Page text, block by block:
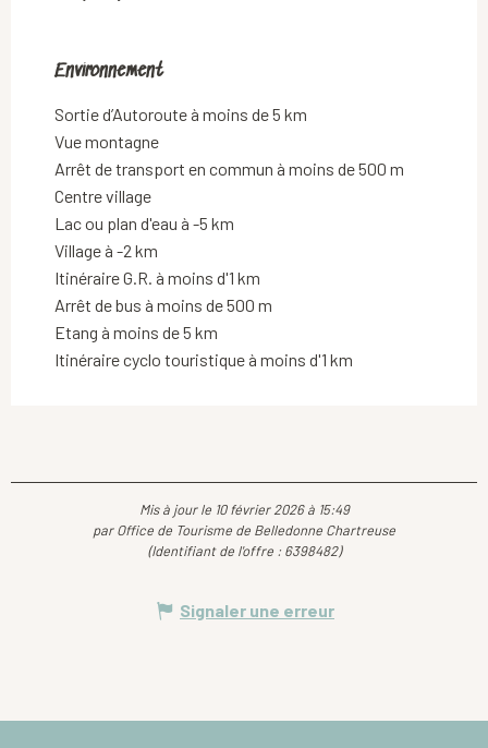
Environnement
Environnement
Sortie d’Autoroute à moins de 5 km
Vue montagne
Arrêt de transport en commun à moins de 500 m
Centre village
Lac ou plan d'eau à -5 km
Village à -2 km
Itinéraire G.R. à moins d'1 km
Arrêt de bus à moins de 500 m
Etang à moins de 5 km
Itinéraire cyclo touristique à moins d'1 km
Mis à jour le 10 février 2026 à 15:49
par Office de Tourisme de Belledonne Chartreuse
(Identifiant de l'offre : 6398482)
Signaler une erreur